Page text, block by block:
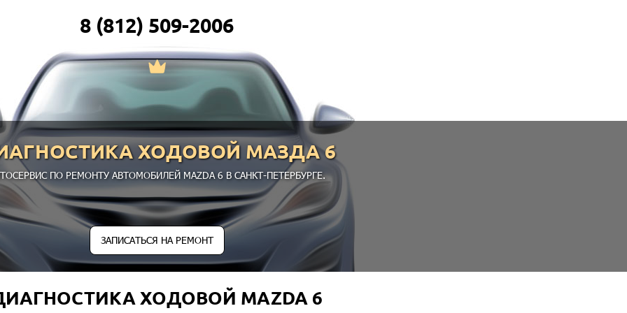
8 (812) 509-2006
ХОДОВОЙ МАЗДА 6
ПО РЕМОНТУ АВТОМОБИЛЕЙ MAZDA 6 В САНКТ-ПЕТЕРБУРГЕ.
ЗАПИСАТЬСЯ НА РЕМОНТ
ХОДОВОЙ MAZDA 6